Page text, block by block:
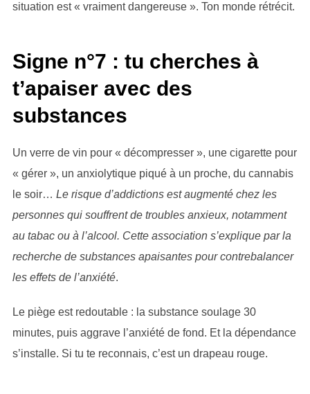
situation est « vraiment dangereuse ». Ton monde rétrécit.
Signe n°7 : tu cherches à
t’apaiser avec des
substances
Un verre de vin pour « décompresser », une cigarette pour
« gérer », un anxiolytique piqué à un proche, du cannabis
le soir… Le risque d’addictions est augmenté chez les
personnes qui souffrent de troubles anxieux, notamment
au tabac ou à l’alcool. Cette association s’explique par la
recherche de substances apaisantes pour contrebalancer
les effets de l’anxiété.
Le piège est redoutable : la substance soulage 30
minutes, puis aggrave l’anxiété de fond. Et la dépendance
s’installe. Si tu te reconnais, c’est un drapeau rouge.